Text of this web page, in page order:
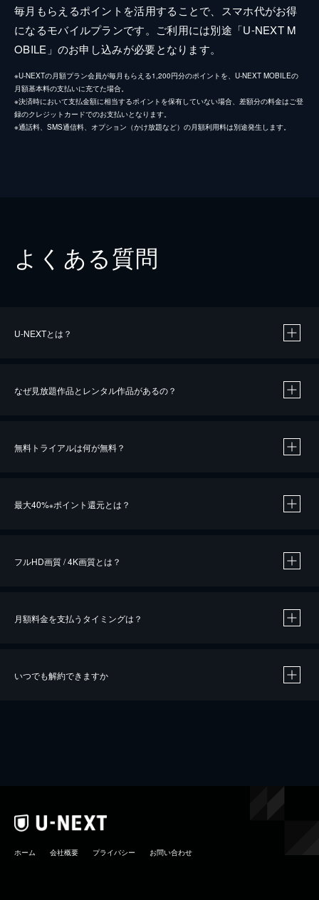
毎月もらえるポイントを活用することで、スマホ代がお得
になるモバイルプランです。ご利用には別途「U-NEXT M
OBILE」のお申し込みが必要となります。
※U-NEXTの月額プラン会員が毎月もらえる1,200円分のポイントを、U-NEXT MOBILEの
月額基本料の支払いに充てた場合。
※決済時において支払金額に相当するポイントを保有していない場合、差額分の料金はご登
録のクレジットカードでのお支払いとなります。
※通話料、SMS通信料、オプション（かけ放題など）の月額利用料は別途発生します。
よくある質問
U-NEXTとは？
なぜ見放題作品とレンタル作品があるの？
無料トライアルは何が無料？
最大40%※ポイント還元とは？
※40％ポイント還元の対象は、クレジットカード決済による作品の購入 / レンタルです。
フルHD画質 / 4K画質とは？
月額料金を支払うタイミングは？
いつでも解約できますか
ホーム 会社概要 プライバシー お問い合わせ